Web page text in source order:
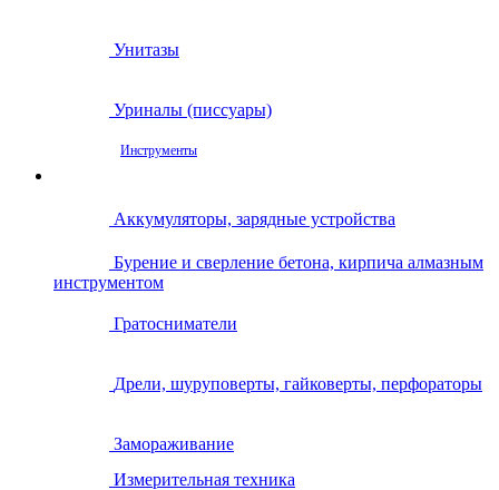
Унитазы
Уриналы (писсуары)
Инструменты
Аккумуляторы, зарядные устройства
Бурение и сверление бетона, кирпича алмазным
инструментом
Гратосниматели
Дрели, шуруповерты, гайковерты, перфораторы
Замораживание
Измерительная техника